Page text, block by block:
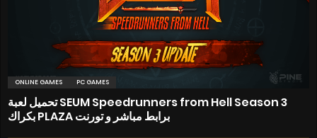
ONLINE GAMES PC GAMES
تحميل لعبة SEUM Speedrunners from Hell Season 3
بكراك PLAZA برابط مباشر و تورنت